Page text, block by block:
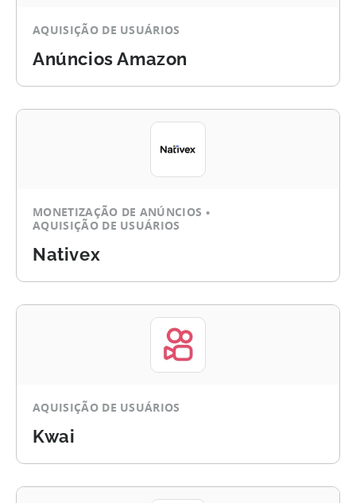
AQUISIÇÃO DE USUÁRIOS
Anúncios Amazon
MONETIZAÇÃO DE ANÚNCIOS
AQUISIÇÃO DE USUÁRIOS
Nativex
AQUISIÇÃO DE USUÁRIOS
Kwai